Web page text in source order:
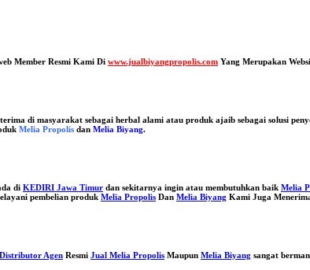
Member Resmi Kami Di www.jualbiyangpropolis.com Yang Merupakan
di masyarakat sebagai herbal alami atau produk ajaib sebagai solusi
Melia Propolis dan Melia Biyang.
di KEDIRI Jawa Timur dan sekitarnya ingin atau membutuhkan baik Melia
pembelian produk Melia Propolis Dan Melia Biyang Kami Juga
Distributor Agen Resmi Jual Melia Propolis Maupun Melia Biyang sangat